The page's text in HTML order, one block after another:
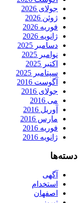
جولای 2026
ژوئن 2026
فوریه 2026
ژانویه 2026
دسامبر 2025
نوامبر 2025
اکتبر 2025
سپتامبر 2025
آگوست 2016
جولای 2016
می 2016
آوریل 2016
مارس 2016
فوریه 2016
ژانویه 2016
دسته‌ها
آگهی
استخدام
اصفهان